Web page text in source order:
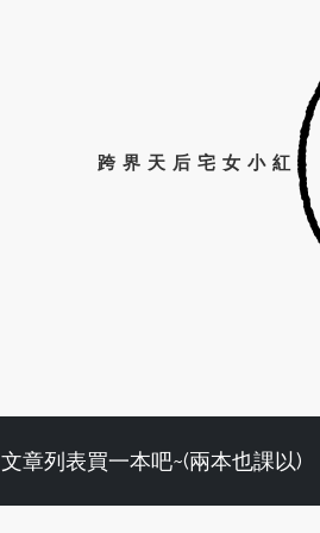
跨界天后宅女小紅
文章列表買一本吧~(兩本也課以)